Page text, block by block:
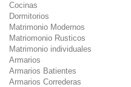
Cocinas
Dormitorios
Matrimonio Modernos
Matriomonio Rusticos
Matrimonio individuales
Armarios
Armarios Batientes
Armarios Correderas